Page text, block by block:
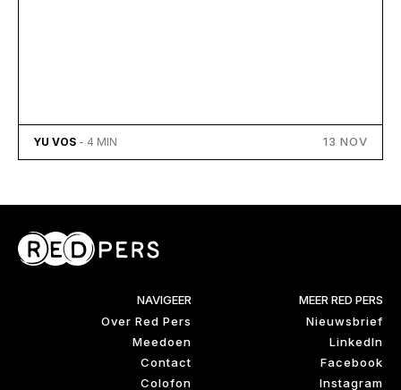
YU VOS - 4 MIN 13 NOV
NAVIGEER
Over Red Pers
Meedoen
Contact
Colofon
MEER RED PERS
Nieuwsbrief
LinkedIn
Facebook
Instagram